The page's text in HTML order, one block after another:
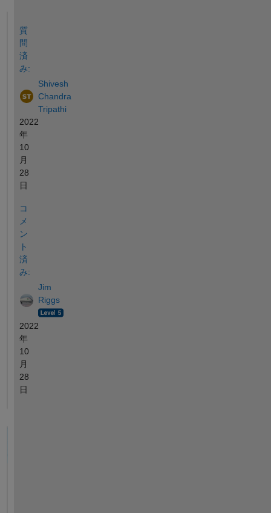
質
問
済
み:
Shivesh
Chandra
Tripathi
2022
年
10
月
28
日
コ
メ
ン
ト
済
み:
Jim
Riggs
2022
年
10
月
28
日